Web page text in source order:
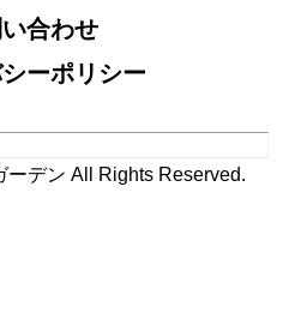
合わせ
ーポリシー
デン All Rights Reserved.